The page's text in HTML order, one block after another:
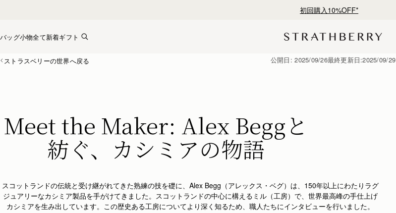
¥35,000円以上お買い上げで配送無料
バッグ小物全て新着ギフト
ストラスベリーの世界へ戻る 公開日:2025/09/26最終更新日:2025/09/29
Meet the Maker: Alex Beggと
紡ぐ、カシミアの物語
スコットランドの伝統と受け継がれてきた熟練の技を礎に、Alex Begg（アレックス・ベグ）は、150年以上にわたりラグ
ジュアリーなカシミア製品を手がけてきました。スコットランドの中心に構えるミル（工房）で、世界最高峰の手仕上げ
カシミアを生み出しています。この歴史ある工房についてより深く知るため、職人たちにインタビューを行いました。